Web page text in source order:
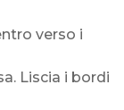
verso i
Liscia i bordi